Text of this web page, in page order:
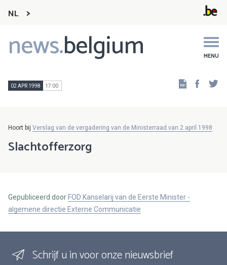
NL
news.belgium MENU
Main
navigation
02 APR 1998 17:00
Hoort bij Verslag van de vergadering van de Ministerraad van 2 april 1998
Slachtofferzorg
Gepubliceerd door FOD Kanselarij van de Eerste Minister -
algemene directie Externe Communicatie
Schrijf u in voor onze nieuwsbrief